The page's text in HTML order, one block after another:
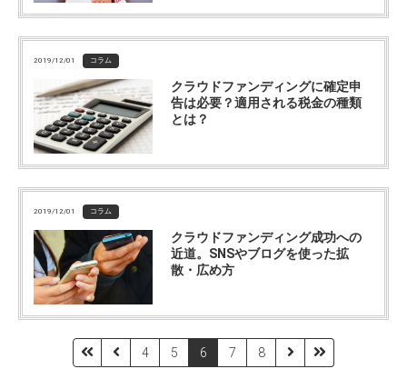
2019/12/01 コラム
クラウドファンディングに確定申
告は必要？適用される税金の種類
とは？
2019/12/01 コラム
クラウドファンディング成功への
近道。SNSやブログを使った拡
散・広め方
4 5 6 7 8